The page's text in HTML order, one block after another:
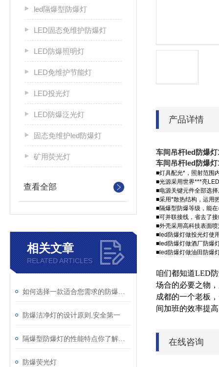
led隔爆型防爆灯
LED固态免维护防爆灯
LED防爆照明灯
LED免维护节能灯
LED投光灯
LED防爆泛光灯
固态免维护led防爆灯
矿用荧光灯
查看全部
相关文章
RELATED ARTICLES
防爆洁净灯的设计原则,安全第一
防爆荧光灯
产品详情
车间吊杆led防爆
车间吊杆led防爆
■灯具配光*，照射范围
■光源采用世界***亮
■电源关键元件全部选
■采用*散热结构，运用
■隔爆型防爆等级，能
■可并联接线，省去了
■外壳采用高科技表面
■led防爆灯做投光灯使
■led防爆灯做酒厂防爆
■led防爆灯做油田防爆
咱们都知道LED
场合的必要之物
成都的一个老板
间加班的效率提
在线咨询